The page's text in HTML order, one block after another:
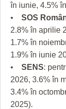
în iunie, 4.5%
• SOS
2.8% în aprilie
1.7% în
1.9% în iunie
• SENS:
2026, 3.6% în
3.4% în
2025).